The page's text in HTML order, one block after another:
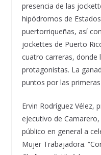
presencia de las
hipódromos de
puertorriqueñas, así
jockettes de Puerto
cuatro carreras, donde
protagonistas. La
puntos por las
Ervin Rodríguez Vélez,
ejecutivo de
público en general a
Mujer Trabajadora.